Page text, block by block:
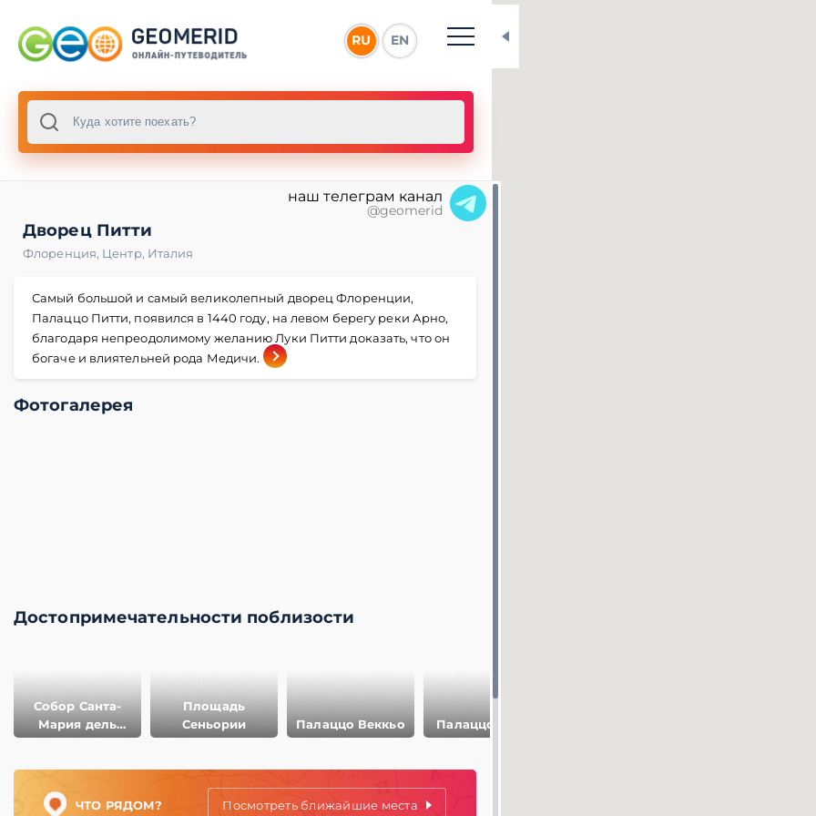
RU EN
наш телеграм канал
@geomerid
Дворец Питти
Флоренция, Центр, Италия
Самый большой и самый великолепный дворец Флоренции,
Палаццо Питти, появился в 1440 году, на левом берегу реки Арно,
благодаря непреодолимому желанию Луки Питти доказать, что он
богаче и влиятельней рода Медичи.
Фотогалерея
Достопримечательности поблизости
Собор Санта-
Мария дель
Фьоре
Площадь
Сеньории
Палаццо Веккьо Палаццо Питти
ЧТО РЯДОМ? Посмотреть ближайшие места